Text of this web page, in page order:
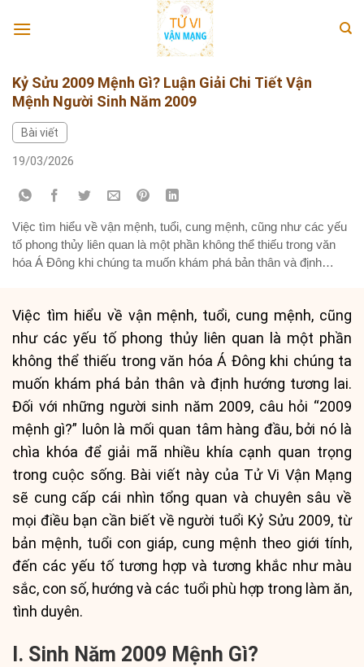
Kỷ Sửu 2009 Mệnh Gì? Luận Giải Chi Tiết Vận
Mệnh Người Sinh Năm 2009
Bài viết
19/03/2026
Việc tìm hiểu về vận mệnh, tuổi, cung mệnh, cũng như các yếu
tố phong thủy liên quan là một phần không thể thiếu trong văn
hóa Á Đông khi chúng ta muốn khám phá bản thân và định
Việc tìm hiểu về vận mệnh, tuổi, cung mệnh, cũng
như các yếu tố phong thủy liên quan là một phần
không thể thiếu trong văn hóa Á Đông khi chúng ta
muốn khám phá bản thân và định hướng tương lai.
Đối với những người sinh năm 2009, câu hỏi “2009
mệnh gì?” luôn là mối quan tâm hàng đầu, bởi nó là
chìa khóa để giải mã nhiều khía cạnh quan trọng
trong cuộc sống. Bài viết này của Tử Vi Vận Mạng
sẽ cung cấp cái nhìn tổng quan và chuyên sâu về
mọi điều bạn cần biết về người tuổi Kỷ Sửu 2009, từ
bản mệnh, tuổi con giáp, cung mệnh theo giới tính,
đến các yếu tố tương hợp và tương khắc như màu
sắc, con số, hướng và các tuổi phù hợp trong làm ăn,
tình duyên.
I. Sinh Năm 2009 Mệnh Gì?